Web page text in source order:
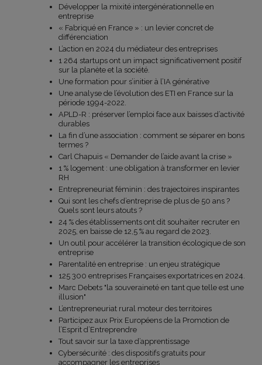
Développer la mixité intergénérationnelle en
entreprise
« Fabriqué en France » : un levier concret de
différenciation
L’action en 2024 du médiateur des entreprises
1 264 startups ont un impact significativement positif
sur la planète et la société.
Une formation pour s’initier à l’IA générative
Une analyse de l’évolution des ETI en France sur la
période 1994-2022.
APLD-R : préserver l’emploi face aux baisses d’activité
durables
La fin d’une association : comment se séparer en bons
termes ?
Carl Chapuis « Demander de l’aide avant la crise »
1 % logement : une obligation à transformer en levier
RH
Entrepreneuriat féminin : des trajectoires inspirantes
Qui sont les chefs d’entreprise de plus de 50 ans ?
Quels sont leurs atouts ?
24 % des établissements ont dit souhaiter recruter en
2025, en baisse de 12,5 % au regard de 2023.
Un outil pour accélérer la transition écologique de son
entreprise
Parentalité en entreprise : un enjeu stratégique
125 300 entreprises Françaises exportatrices en 2024.
Marc Debets "la souveraineté en tant que telle est une
illusion"
L’entrepreneuriat rural moteur des territoires
Participez aux Prix Européens de la Promotion de
l’Esprit d’Entreprendre
Tout savoir sur la taxe d’apprentissage
Cybersécurité : des dispositifs gratuits pour
accompagner les entreprises